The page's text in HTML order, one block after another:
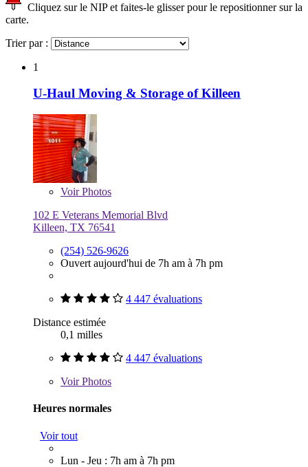
Cliquez sur le NIP et faites-le glisser pour le repositionner sur la
carte.
Trier par :
1
U-Haul Moving & Storage of Killeen
VoirPhotos
102 E Veterans Memorial Blvd
Killeen, TX 76541
(254) 526-9626
Ouvert aujourd'hui de 7h am à 7h pm
4 447 évaluations
Distance estimée
0,1 milles
4 447 évaluations
VoirPhotos
Heures normales
Voir tout
Lun - Jeu : 7h am à 7h pm